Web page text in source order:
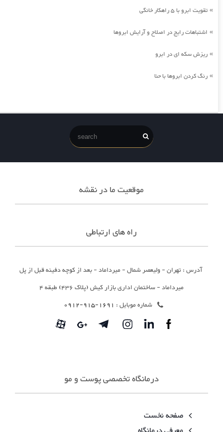
» تقویت ابرو با 5 راهکار خانگی
» اشتباهات رایج در اصلاح و آرایش ابروها
» ریزش سکه ای در ابرو
» رنگ کردن ابروها با حنا
موقعیت ما در نقشه
راه های ارتباطی
آدرس : تهران - ولیعصر شمال - میرداماد - بعد از کوچه دفینه قبل از پل
میرداماد - ساختمان اداری بازار کیش (پلاک 436) طبقه 4
شماره موبایل : 1691-915-0912
درمانگاه تخصصی پوست و مو
صفحه نخست